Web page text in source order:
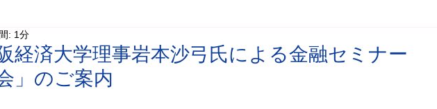
経済大学理事岩本沙弓氏による金融セミナー
」のご案内
: 1分